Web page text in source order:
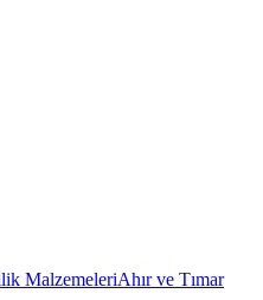
MalzemeleriAhır ve Tımar